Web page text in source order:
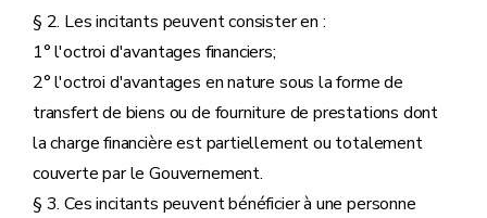
§ 2. Les incitants peuvent consister en :
1° l'octroi d'avantages financiers;
2° l'octroi d'avantages en nature sous la forme de
transfert de biens ou de fourniture de prestations dont
la charge financière est partiellement ou totalement
couverte par le Gouvernement.
§ 3. Ces incitants peuvent bénéficier à une personne